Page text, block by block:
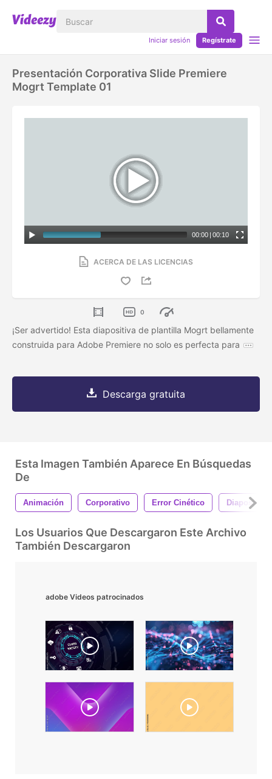
Iniciar sesión Regístrate
Presentación Corporativa Slide Premiere
Mogrt Template 01
00:00 | 00:10
ACERCA DE LAS LICENCIAS
0
¡Ser advertido! Esta diapositiva de plantilla Mogrt bellamente
construida para Adobe Premiere no solo es perfecta para
Descarga gratuita
Esta Imagen También Aparece En Búsquedas
De
Animación Corporativo Error Cinético Diapositivas
Los Usuarios Que Descargaron Este Archivo
También Descargaron
adobe Videos patrocinados